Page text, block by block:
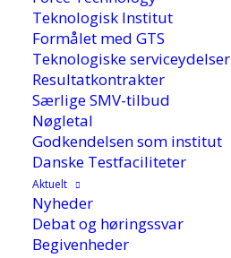
Teknologisk Institut
Formålet med GTS
Teknologiske serviceydelser
Resultatkontrakter
Særlige SMV-tilbud
Nøgletal
Godkendelsen som institut
Danske Testfaciliteter
Aktuelt
Nyheder
Debat og høringssvar
Begivenheder